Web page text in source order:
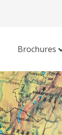
Brochures